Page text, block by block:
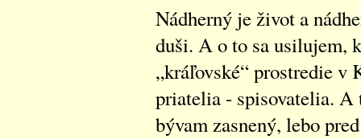
Nádherný je život a
duši. A o to sa usilujem,
„kráľovské“ prostredie
priatelia - spisovatelia. A
bývam zasnený, lebo